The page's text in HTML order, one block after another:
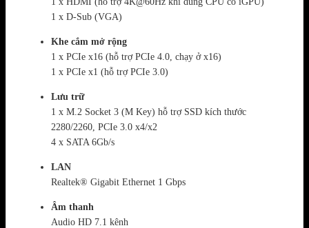
1 x D-Sub (VGA)
Khe cắm mở rộng
1 x PCIe x16 (hỗ trợ PCIe 4.0, chạy ở x16)
1 x PCIe x1 (hỗ trợ PCIe 3.0)
Lưu trữ
1 x M.2 Socket 3 (M Key) hỗ trợ SSD kích thước
2280/2260, PCIe 3.0 x4/x2
4 x SATA 6Gb/s
LAN
Realtek® Gigabit Ethernet 1 Gbps
Âm thanh
Audio HD 7.1 kênh